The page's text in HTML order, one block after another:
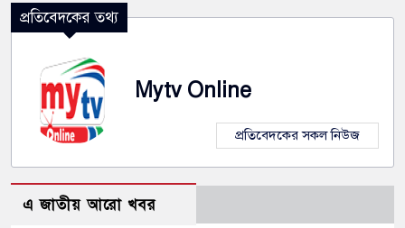
প্রতিবেদকের তথ্য
Mytv Online
প্রতিবেদকের সকল নিউজ
এ জাতীয় আরো খবর